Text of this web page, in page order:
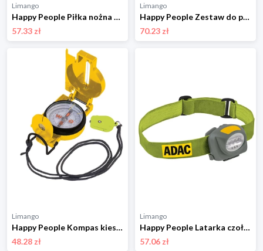
Limango
Happy People Piłka nożna - 14+ (produkt niespodzianka) rozmiar: onesize
57.33 zł
Limango
Happy People Zestaw do piłki plażowej "Psi Patrol" - 3+ rozmiar: onesize
70.23 zł
Limango
Happy People Kompas kieszonkowy "ADAC" - 3+ rozmiar: onesize
48.28 zł
Limango
Happy People Latarka czołowa LED "ADAC" - 3+ rozmiar: onesize
57.06 zł